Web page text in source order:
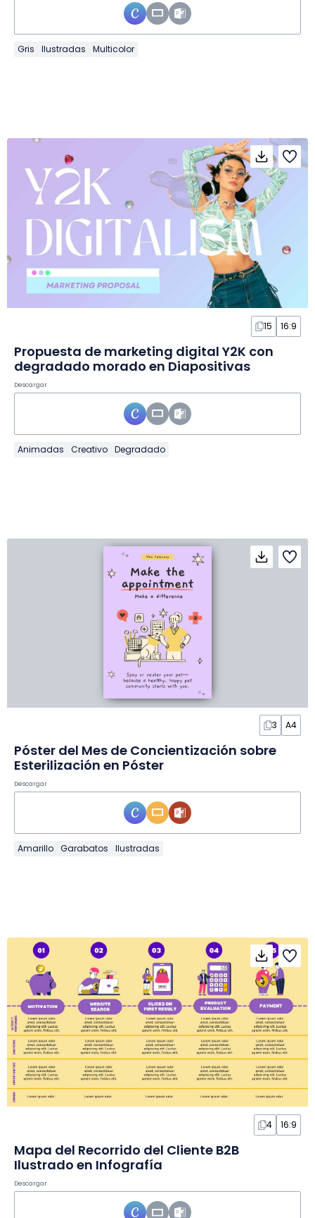
Gris Ilustradas Multicolor
15 16:9
Propuesta de marketing digital Y2K con
degradado morado en Diapositivas
Descargar
Animadas Creativo Degradado
3 A4
Póster del Mes de Concientización sobre
Esterilización en Póster
Descargar
Amarillo Garabatos Ilustradas
4 16:9
Mapa del Recorrido del Cliente B2B
Ilustrado en Infografía
Descargar